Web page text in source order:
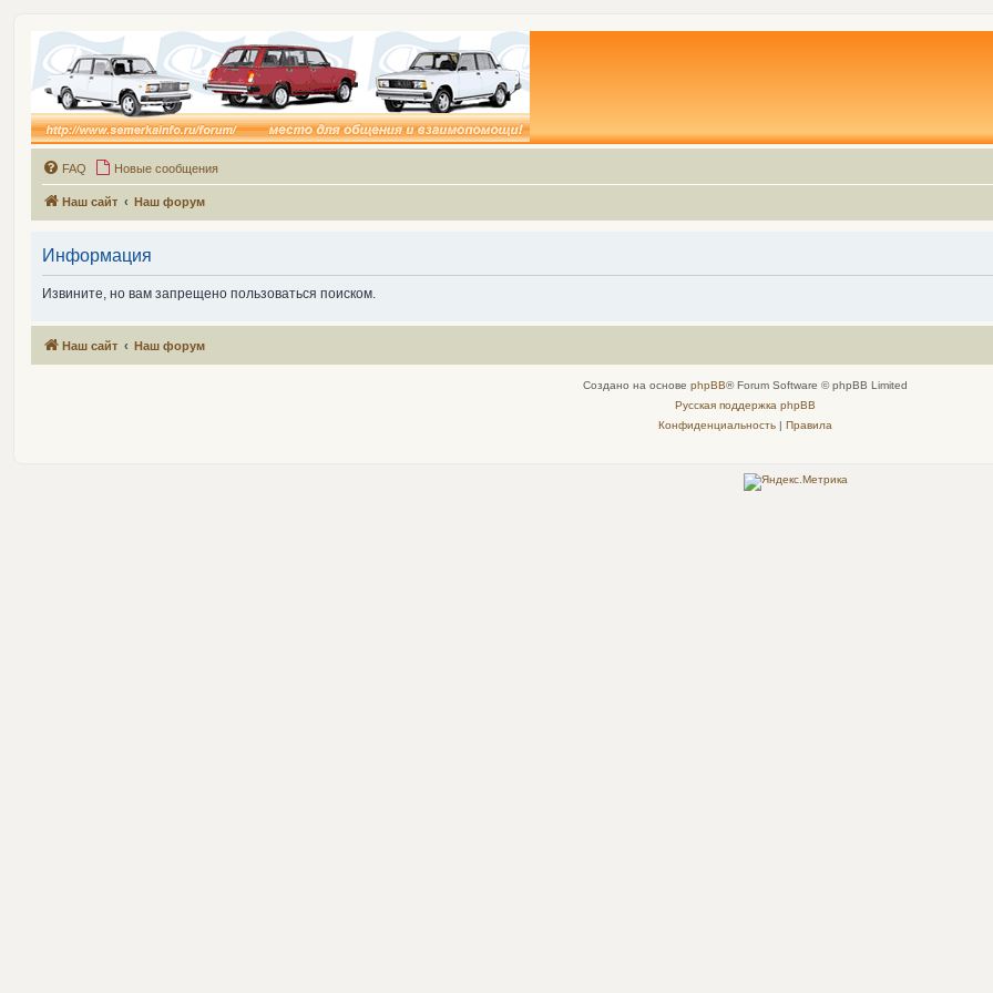
FAQ Новые сообщения
Наш сайт Наш форум
Информация
Извините, но вам запрещено пользоваться поиском.
Наш сайт Наш форум
Создано на основе phpBB® Forum Software © phpBB Limited
Русская поддержка phpBB
Конфиденциальность| Правила